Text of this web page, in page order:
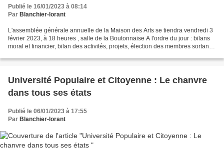
Publié le 16/01/2023 à 08:14
Par Blanchier-lorant
L'assemblée générale annuelle de la Maison des Arts se tiendra vendredi 3
février 2023, à 18 heures , salle de la Boutonnaise A l'ordre du jour : bilans
moral et financier, bilan des activités, projets, élection des membres sortants
Université Populaire et Citoyenne : Le chanvre
dans tous ses états
Publié le 06/01/2023 à 17:55
Par Blanchier-lorant